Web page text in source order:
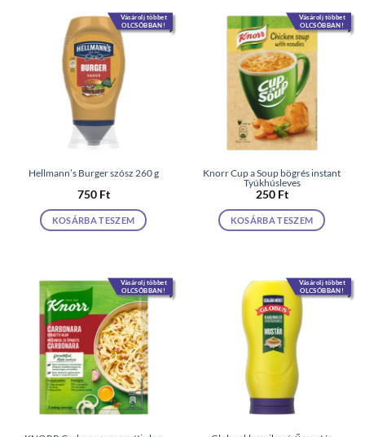
Vásárolj többet
OLCSÓBBAN!
Hellmann’s Burger szósz 260 g
750 Ft
KOSÁRBA TESZEM
Vásárolj többet
OLCSÓBBAN!
Knorr Cup a Soup bögrés instant
Tyúkhúsleves
250 Ft
KOSÁRBA TESZEM
Vásárolj többet
OLCSÓBBAN!
Vásárolj többet
OLCSÓBBAN!